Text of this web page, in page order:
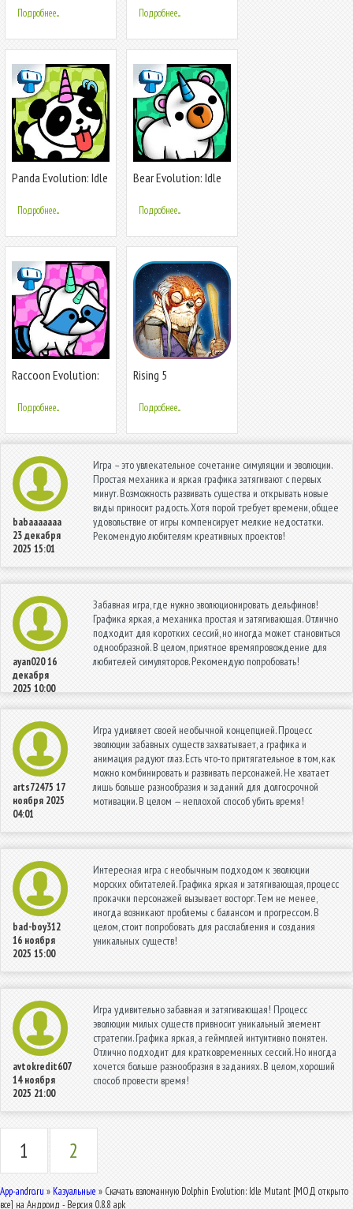
Подробнее... Подробнее...
Panda Evolution: Idle
Подробнее...
Bear Evolution: Idle
Подробнее...
Raccoon Evolution:
Подробнее...
Rising 5
Подробнее...
babaaaaaaa
23 декабря
2025 15:01
Игра – это увлекательное сочетание симуляции и эволюции.
Простая механика и яркая графика затягивают с первых
минут. Возможность развивать существа и открывать новые
виды приносит радость. Хотя порой требует времени, общее
удовольствие от игры компенсирует мелкие недостатки.
Рекомендую любителям креативных проектов!
ayan02016
декабря
2025 10:00
Забавная игра, где нужно эволюционировать дельфинов!
Графика яркая, а механика простая и затягивающая. Отлично
подходит для коротких сессий, но иногда может становиться
однообразной. В целом, приятное времяпровождение для
любителей симуляторов. Рекомендую попробовать!
arts72475 17
ноября 2025
04:01
Игра удивляет своей необычной концепцией. Процесс
эволюции забавных существ захватывает, а графика и
анимация радуют глаз. Есть что-то притягательное в том, как
можно комбинировать и развивать персонажей. Не хватает
лишь больше разнообразия и заданий для долгосрочной
мотивации. В целом — неплохой способ убить время!
bad-boy312
16 ноября
2025 15:00
Интересная игра с необычным подходом к эволюции
морских обитателей. Графика яркая и затягивающая, процесс
прокачки персонажей вызывает восторг. Тем не менее,
иногда возникают проблемы с балансом и прогрессом. В
целом, стоит попробовать для расслабления и создания
уникальных существ!
avtokredit607
14 ноября
2025 21:00
Игра удивительно забавная и затягивающая! Процесс
эволюции милых существ привносит уникальный элемент
стратегии. Графика яркая, а геймплей интуитивно понятен.
Отлично подходит для кратковременных сессий. Но иногда
хочется больше разнообразия в заданиях. В целом, хороший
способ провести время!
1 2
App-andro.ru » Казуальные » Скачать взломанную Dolphin Evolution: Idle Mutant [МОД открыто
все] на Андроид - Версия 0.8.8 apk